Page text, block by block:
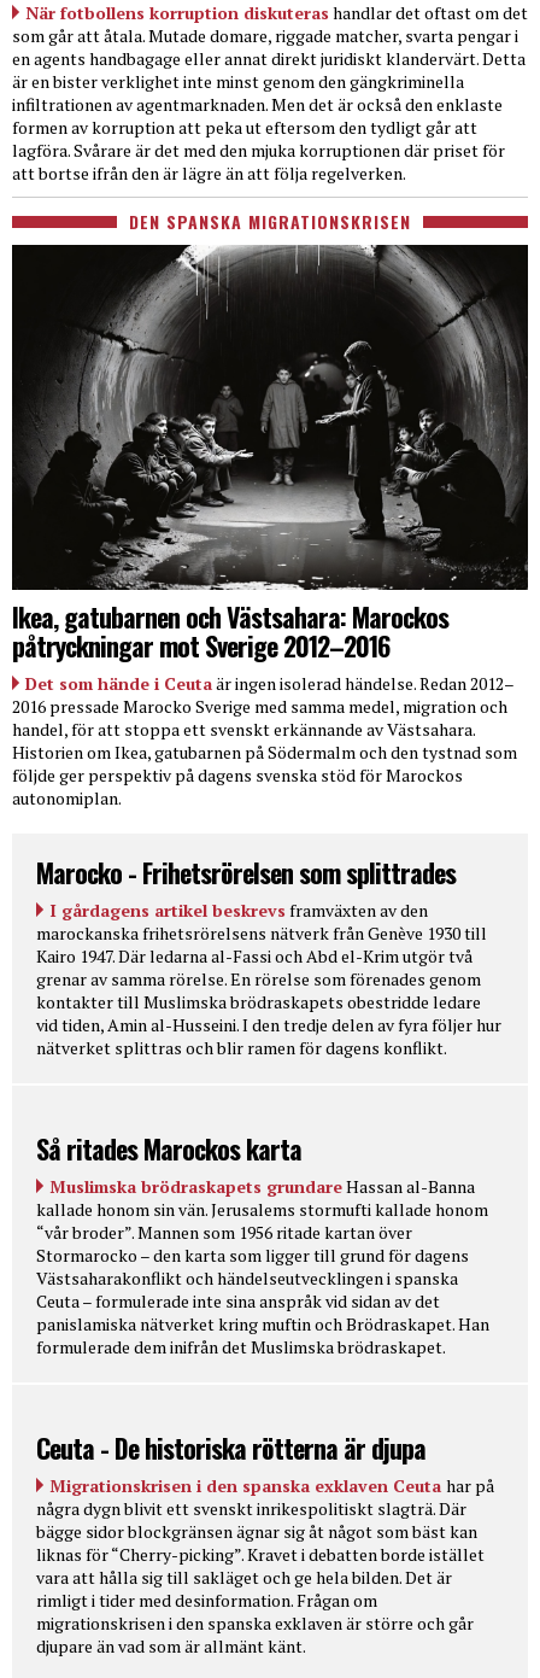
När fotbollens korruption diskuteras handlar det oftast om det
som går att åtala. Mutade domare, riggade matcher, svarta pengar i
en agents handbagage eller annat direkt juridiskt klandervärt. Detta
är en bister verklighet inte minst genom den gängkriminella
infiltrationen av agentmarknaden. Men det är också den enklaste
formen av korruption att peka ut eftersom den tydligt går att
lagföra. Svårare är det med den mjuka korruptionen där priset för
att bortse ifrån den är lägre än att följa regelverken.
DEN SPANSKA MIGRATIONSKRISEN
Ikea, gatubarnen och Västsahara: Marockos
påtryckningar mot Sverige 2012–2016
Det som hände i Ceutaär ingen isolerad händelse. Redan 2012–
2016 pressade Marocko Sverige med samma medel, migration och
handel, för att stoppa ett svenskt erkännande av Västsahara.
Historien om Ikea, gatubarnen på Södermalm och den tystnad som
följde ger perspektiv på dagens svenska stöd för Marockos
autonomiplan.
Marocko - Frihetsrörelsen som splittrades
I gårdagens artikel beskrevs framväxten av den
marockanska frihetsrörelsens nätverk från Genève 1930 till
Kairo 1947. Där ledarna al-Fassi och Abd el-Krim utgör två
grenar av samma rörelse. En rörelse som förenades genom
kontakter till Muslimska brödraskapets obestridde ledare
vid tiden, Amin al-Husseini. I den tredje delen av fyra följer hur
nätverket splittras och blir ramen för dagens konflikt.
Så ritades Marockos karta
Muslimska brödraskapets grundareHassan al-Banna
kallade honom sin vän. Jerusalems stormufti kallade honom
“vår broder”. Mannen som 1956 ritade kartan över
Stormarocko – den karta som ligger till grund för dagens
Västsaharakonflikt och händelseutvecklingen i spanska
Ceuta – formulerade inte sina anspråk vid sidan av det
panislamiska nätverket kring muftin och Brödraskapet. Han
formulerade dem inifrån det Muslimska brödraskapet.
Ceuta - De historiska rötterna är djupa
Migrationskrisen i den spanska exklaven Ceuta har på
några dygn blivit ett svenskt inrikespolitiskt slagträ. Där
bägge sidor blockgränsen ägnar sig åt något som bäst kan
liknas för “Cherry-picking”. Kravet i debatten borde istället
vara att hålla sig till sakläget och ge hela bilden. Det är
rimligt i tider med desinformation. Frågan om
migrationskrisen i den spanska exklaven är större och går
djupare än vad som är allmänt känt.